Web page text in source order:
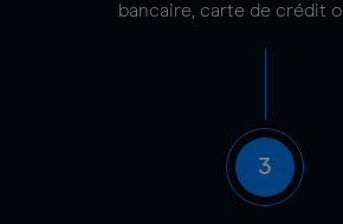
bancaire, carte de crédit
3